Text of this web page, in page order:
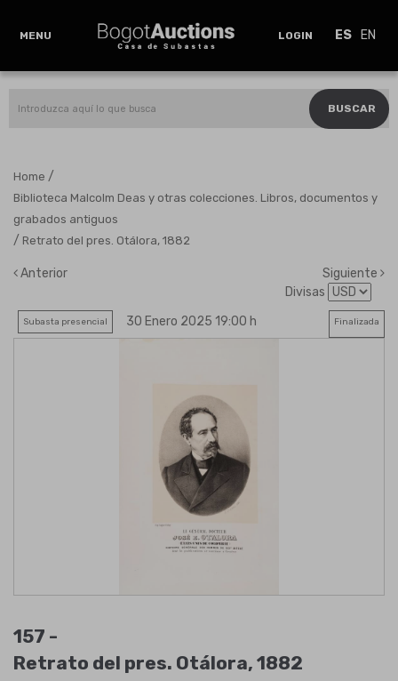
MENU LOGIN ES EN
BUSCAR
Home /
Biblioteca Malcolm Deas y otras colecciones. Libros, documentos y
grabados antiguos
/ Retrato del pres. Otálora, 1882
Anterior
Siguiente
Divisas
Subasta presencial 30 Enero 2025 19:00 h Finalizada
157 -
Retrato del pres. Otálora, 1882